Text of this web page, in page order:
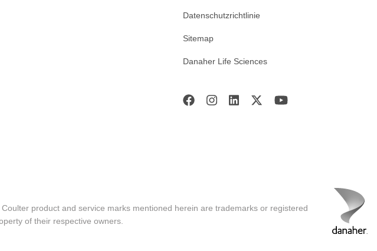
Datenschutzrichtlinie
Sitemap
Danaher Life Sciences
product and service marks mentioned herein are trademarks or registered
of their respective owners.